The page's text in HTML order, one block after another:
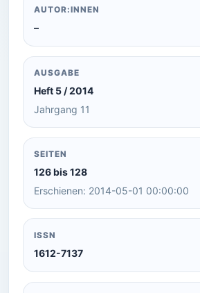
AUTOR:INNEN
–
AUSGABE
Heft 5 / 2014
Jahrgang 11
SEITEN
126 bis 128
Erschienen: 2014-05-01 00:00:00
ISSN
1612-7137